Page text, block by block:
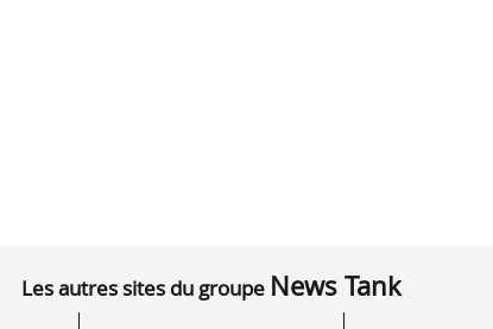
Les autres sites du groupe News Tank